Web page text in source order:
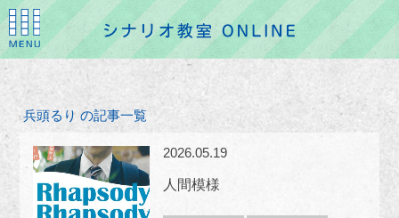
兵頭るり の記事一覧
2026.05.19
人間模様